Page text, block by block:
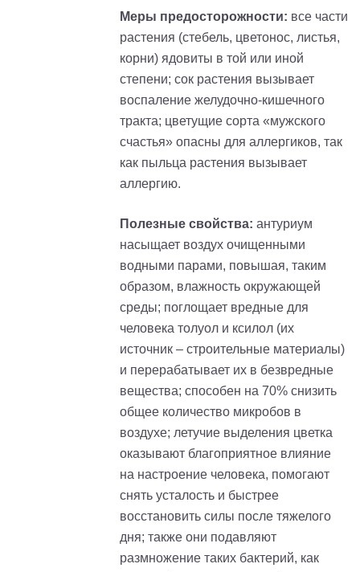
Меры предосторожности: все части
растения (стебель, цветонос, листья,
корни) ядовиты в той или иной
степени; сок растения вызывает
воспаление желудочно-кишечного
тракта; цветущие сорта «мужского
счастья» опасны для аллергиков, так
как пыльца растения вызывает
аллергию.
Полезные свойства: антуриум
насыщает воздух очищенными
водными парами, повышая, таким
образом, влажность окружающей
среды; поглощает вредные для
человека толуол и ксилол (их
источник – строительные материалы)
и перерабатывает их в безвредные
вещества; способен на 70% снизить
общее количество микробов в
воздухе; летучие выделения цветка
оказывают благоприятное влияние
на настроение человека, помогают
снять усталость и быстрее
восстановить силы после тяжелого
дня; также они подавляют
размножение таких бактерий, как